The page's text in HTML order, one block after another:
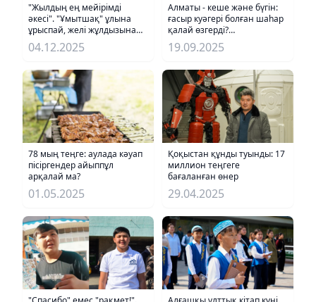
"Жылдың ең мейірімді
әкесі". "Ұмытшақ" ұлына
ұрыспай, желі жұлдызына
айналған әке кім?
04.12.2025
Алматы - кеше және бүгін:
ғасыр куәгері болған шаһар
қалай өзгерді?
(фоторепортаж)
19.09.2025
78 мың теңге: аулада кәуап
пісіргендер айыппұл
арқалай ма?
01.05.2025
Қоқыстан құнды туынды: 17
миллион теңгеге
бағаланған өнер
29.04.2025